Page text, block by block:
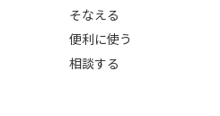
そなえる
便利に使う
相談する